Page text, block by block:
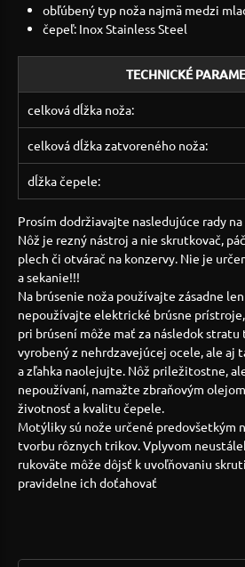
obľúbený typ noža najmä medzi
čepeľ: Inox Stainless Steel
TECHNICKÉ
celková dĺžka noža:
celková dĺžka zatvoreného noža:
dĺžka čepele:
Prosím dodržiavajte nasledujúce rady
Nôž je rezný nástroj a nie skrutkovač,
plech či otvárač na konzervy. Nie je
a sekanie!!!
Na brúsenie noža používajte zásadne
nepoužívajte elektrické brúsne
pri brúsení môže mať za následok
vyrobený z nehrdzavejúcej ocele, ale aj
a zľahka naolejujte. Nôž priležitostne,
nepoužívaní, namažte zbraňovým
životnosť a kvalitu čepele.
Motýliky sú nože určené predovšetkým
tvorbu rôznych trikov. Vplyvom
rukoväte môže dôjsť k uvoľňovaniu
pravidelne ich doťahovať